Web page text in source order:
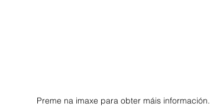
Preme na imaxe para obter máis información.